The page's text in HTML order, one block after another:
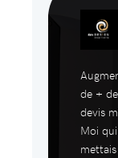
de +
devis
Moi